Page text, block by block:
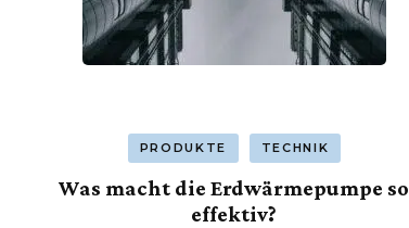
PRODUKTE TECHNIK
Was macht die Erdwärmepumpe so
effektiv?